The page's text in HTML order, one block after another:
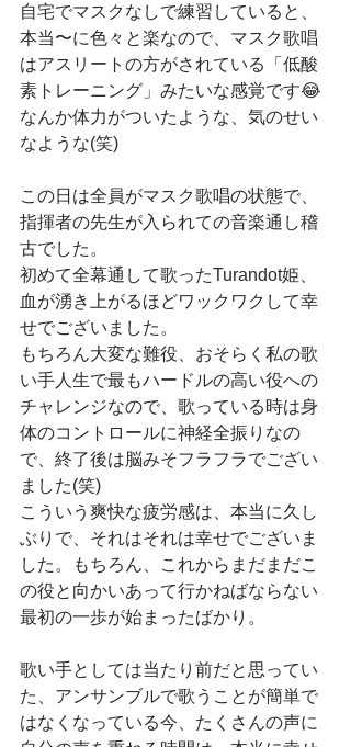
自宅でマスクなしで練習していると、
本当〜に色々と楽なので、マスク歌唱
はアスリートの方がされている「低酸
素トレーニング」みたいな感覚です😂
なんか体力がついたような、気のせい
なような(笑)
この日は全員がマスク歌唱の状態で、
指揮者の先生が入られての音楽通し稽
古でした。
初めて全幕通して歌ったTurandot姫、
血が湧き上がるほどワックワクして幸
せでございました。
もちろん大変な難役、おそらく私の歌
い手人生で最もハードルの高い役への
チャレンジなので、歌っている時は身
体のコントロールに神経全振りなの
で、終了後は脳みそフラフラでござい
ました(笑)
こういう爽快な疲労感は、本当に久し
ぶりで、それはそれは幸せでございま
した。もちろん、これからまだまだこ
の役と向かいあって行かねばならない
最初の一歩が始まったばかり。
歌い手としては当たり前だと思ってい
た、アンサンブルで歌うことが簡単で
はなくなっている今、たくさんの声に